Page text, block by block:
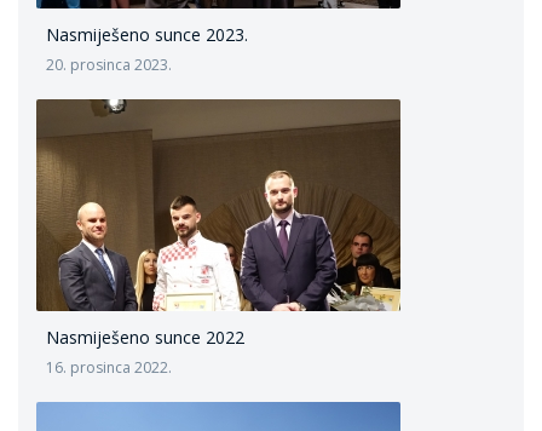
Nasmiješeno sunce 2023.
20. prosinca 2023.
Nasmiješeno sunce 2022
16. prosinca 2022.